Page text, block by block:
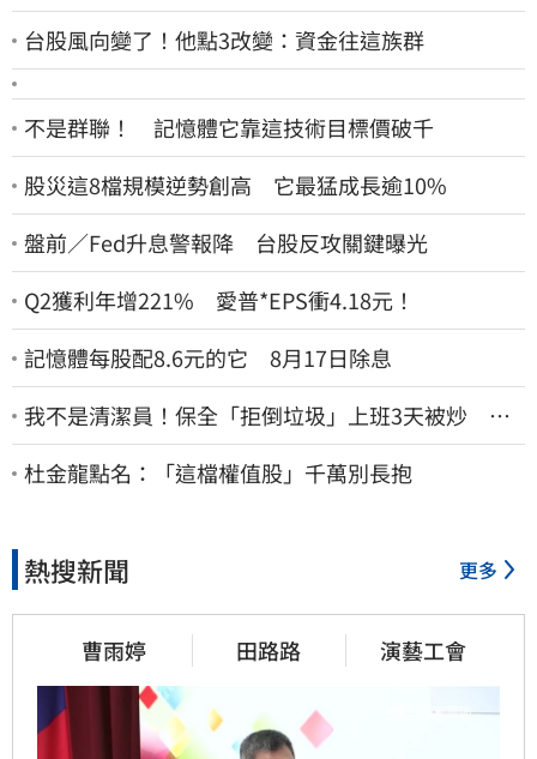
台股風向變了！他點3改變：資金往這族群
不是群聯！ 記憶體它靠這技術目標價破千
股災這8檔規模逆勢創高 它最猛成長逾10%
盤前／Fed升息警報降 台股反攻關鍵曝光
Q2獲利年增221% 愛普*EPS衝4.18元！
記憶體每股配8.6元的它 8月17日除息
我不是清潔員！保全「拒倒垃圾」上班3天被炒 找
法院討公道結果出爐
杜金龍點名：「這檔權值股」千萬別長抱
熱搜新聞 更多
曹雨婷 田路路 演藝工會